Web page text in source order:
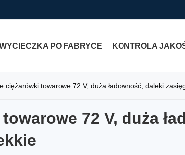
WYCIECZKA PO FABRYCE KONTROLA
ciężarówki towarowe 72 V, duża ładowność, daleki
72 V, duża
72 V, duża